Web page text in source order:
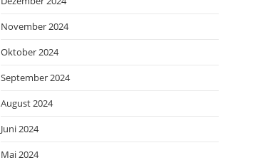
November 2024
Oktober 2024
September 2024
August 2024
Juni 2024
Mai 2024